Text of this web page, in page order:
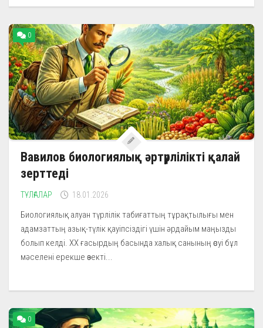
0
Вавилов биологиялық әртүрлілікті қалай
зерттеді
ТҰЛҒАЛАР 18.01.2026
Биологиялық алуан түрлілік табиғаттың тұрақтылығы мен
адамзаттың азық-түлік қауіпсіздігі үшін әрдайым маңызды
болып келді. ХХ ғасырдың басында халық санының өсуі бұл
мәселені ерекше өзекті...
0